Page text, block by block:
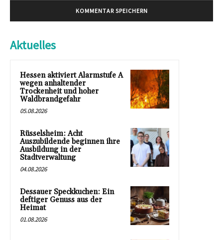
Aktuelles
Hessen aktiviert Alarmstufe A
wegen anhaltender
Trockenheit und hoher
Waldbrandgefahr
05.08.2026
Rüsselsheim: Acht
Auszubildende beginnen ihre
Ausbildung in der
Stadtverwaltung
04.08.2026
Dessauer Speckkuchen: Ein
deftiger Genuss aus der
Heimat
01.08.2026